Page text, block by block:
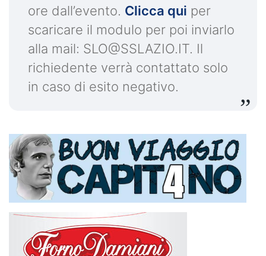
ore dall’evento. Clicca qui per
scaricare il modulo per poi inviarlo
alla mail: SLO@SSLAZIO.IT. Il
richiedente verrà contattato solo
in caso di esito negativo.